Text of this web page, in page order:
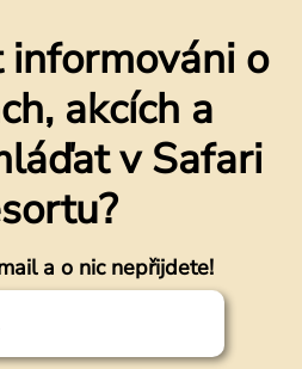
informováni o
akcích a
v Safari
a o nic nepřijdete!